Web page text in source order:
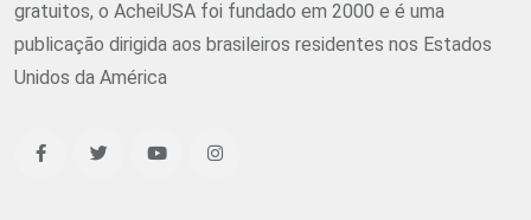
gratuitos, o AcheiUSA foi fundado em 2000 e é uma
publicação dirigida aos brasileiros residentes nos Estados
Unidos da América